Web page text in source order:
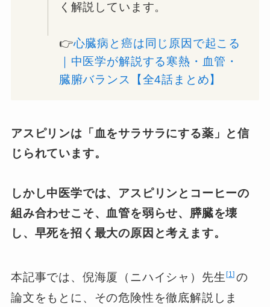
く解説しています。
👉️心臓病と癌は同じ原因で起こる
｜中医学が解説する寒熱・血管・
臓腑バランス【全4話まとめ】
アスピリンは「血をサラサラにする薬」と信
じられています。
しかし中医学では、アスピリンとコーヒーの
組み合わせこそ、血管を弱らせ、膵臓を壊
し、早死を招く最大の原因と考えます。
本記事では、倪海厦（ニハイシャ）先生 1 の
論文をもとに、その危険性を徹底解説しま